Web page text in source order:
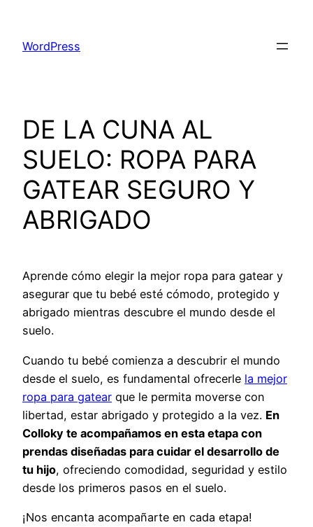
contenido
WordPress
DE LA CUNA AL
SUELO: ROPA PARA
GATEAR SEGURO Y
ABRIGADO
Aprende cómo elegir la mejor ropa para gatear y
asegurar que tu bebé esté cómodo, protegido y
abrigado mientras descubre el mundo desde el
suelo.
Cuando tu bebé comienza a descubrir el mundo
desde el suelo, es fundamental ofrecerle la mejor
ropa para gatear que le permita moverse con
libertad, estar abrigado y protegido a la vez. En
Colloky te acompañamos en esta etapa con
prendas diseñadas para cuidar el desarrollo de
tu hijo, ofreciendo comodidad, seguridad y estilo
desde los primeros pasos en el suelo.
¡Nos encanta acompañarte en cada etapa!